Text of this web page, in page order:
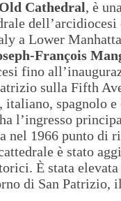
Cathedral, è
a Lower
François
fino
sulla Fifth
spagnolo e
l’ingresso
nel 1966 punto di
è stato
È stata
di San Patrizio,